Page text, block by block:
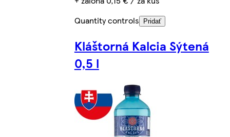
Quantity controls
Pridať
Kláštorná Kalcia Sýtená
0,5 l